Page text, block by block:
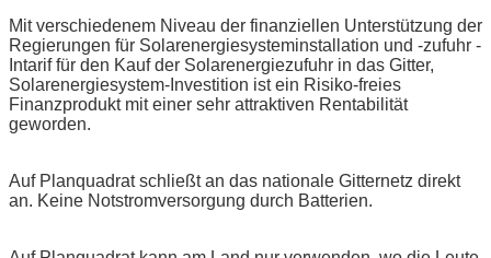
Mit verschiedenem Niveau der finanziellen Unterstützung der
Regierungen für Solarenergiesysteminstallation und -zufuhr -
Intarif für den Kauf der Solarenergiezufuhr in das Gitter,
Solarenergiesystem-Investition ist ein Risiko-freies
Finanzprodukt mit einer sehr attraktiven Rentabilität
geworden.
Auf Planquadrat schließt an das nationale Gitternetz direkt
an. Keine Notstromversorgung durch Batterien.